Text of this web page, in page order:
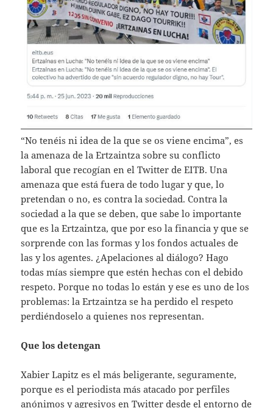
“No tenéis ni idea de la que se os viene encima”, es
la amenaza de la Ertzaintza sobre su conflicto
laboral que recogían en el Twitter de EITB. Una
amenaza que está fuera de todo lugar y que, lo
pretendan o no, es contra la sociedad. Contra la
sociedad a la que se deben, que sabe lo importante
que es la Ertzaintza, que por eso la financia y que se
sorprende con las formas y los fondos actuales de
las y los agentes. ¿Apelaciones al diálogo? Hago
todas mías siempre que estén hechas con el debido
respeto. Porque no todas lo están y ese es uno de los
problemas: la Ertzaintza se ha perdido el respeto
perdiéndoselo a quienes nos representan.
Que los detengan
Xabier Lapitz es el más beligerante, seguramente,
porque es el periodista más atacado por perfiles
anónimos y agresivos en Twitter desde el entorno de